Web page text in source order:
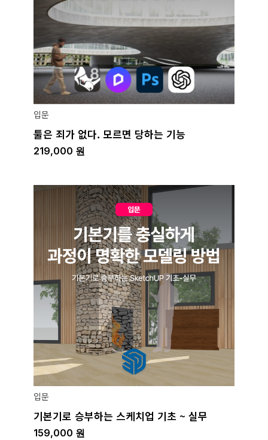
입문
툴은 죄가 없다. 모르면 당하는 기능
219,000 원
입문
기본기로 승부하는 스케치업 기초 ~ 실무
159,000 원